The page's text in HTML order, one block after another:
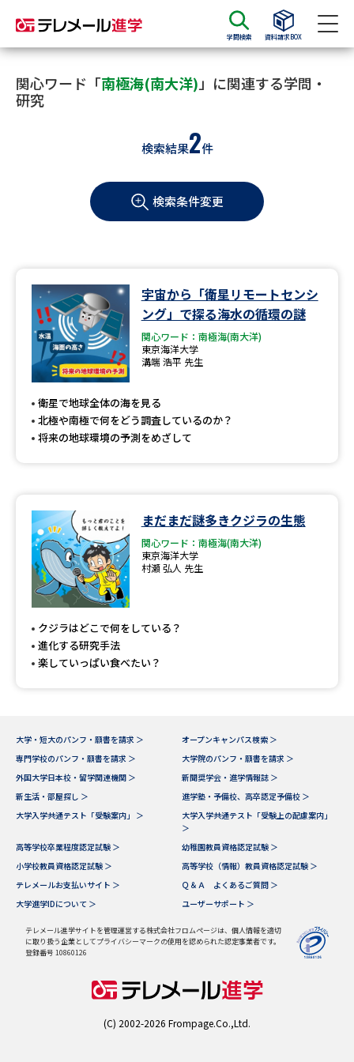
学問検索 資料請求BOX
資料請求 資料検索
大学・短大の資料種類から請求
学部・学科パンフ
総合型選抜・学校推薦型選抜 募
大学入学共通テスト利用選抜の
大学・短大以外の資料から請求
専門学校の資料請求 大学院の資料請求
留学・進学関連、塾・予備校
大学入学共通テスト「受験上の
高等学校卒業程度認定試験
高等学校（情報）教員資格認定
大学研究
大学で学べる内容や特徴を調べる
データサイエンス特集 奨学金・特待生制度特集
デジタルパンフレット 進路の３択
新学年スタート号特集ページ
新学年スタート号特集ページ
SELFBRAND特集ページ
オープンキャンパスなどを調べる
オープンキャンパス検索 実施プログラムから探す
来場型・Web型イベント特集 夢ナビライブ
関心ワード「南極海(南大洋) 」に関連する学問・
研究
検索結果2件
検索条件変更
宇宙から「衛星リモートセンシ
ング」で探る海水の循環の謎
関心ワード：南極海(南大洋)
東京海洋大学
溝端 浩平 先生
衛星で地球全体の海を見る
北極や南極で何をどう調査しているのか？
将来の地球環境の予測をめざして
まだまだ謎多きクジラの生態
関心ワード：南極海(南大洋)
東京海洋大学
村瀬 弘人 先生
クジラはどこで何をしている？
進化する研究手法
楽していっぱい食べたい？
大学・短大のパンフ・願書を請求 ＞
オープンキャンパス検索 ＞
専門学校のパンフ・願書を請求 ＞
大学院のパンフ・願書を請求 ＞
外国大学日本校・留学関連機関 ＞
新聞奨学会・進学情報誌 ＞
新生活・部屋探し ＞
進学塾・予備校、高卒認定予備校 ＞
大学入学共通テスト「受験案内」 ＞
大学入学共通テスト「受験上の配慮案内」
＞
高等学校卒業程度認定試験 ＞
幼稚園教員資格認定試験 ＞
小学校教員資格認定試験 ＞
高等学校（情報）教員資格認定試験 ＞
テレメールお支払いサイト ＞
Ｑ＆Ａ よくあるご質問 ＞
大学進学IDについて ＞
ユーザーサポート ＞
テレメール進学サイトを管理運営する株式会社フロムページは、個人情報を適切
に取り扱う企業としてプライバシーマークの使用を認められた認定事業者です。
登録番号 10860126
(C) 2002-2026 Frompage.Co.,Ltd.